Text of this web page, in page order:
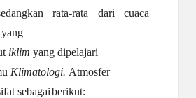
rata-rata dari cuaca
iklimyang dipelajari
Klimatologi. Atmosfer
sebagaiberikut: